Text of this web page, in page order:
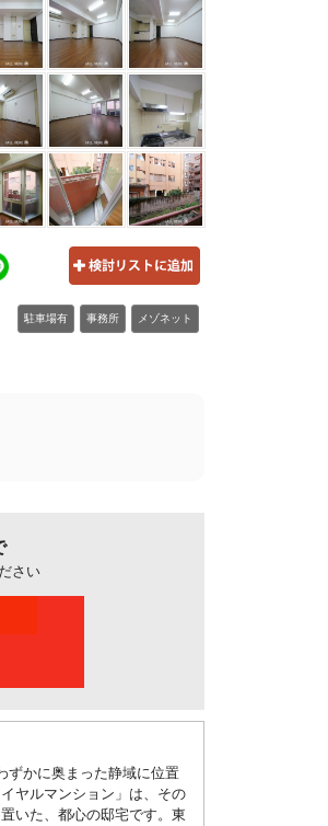
駐車場有 事務所 メゾネット
さい
ずかに奥まった静域に位置
ヤルマンション」は、その
いた、都心の邸宅です。東